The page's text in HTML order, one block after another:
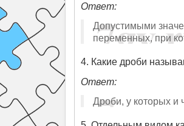
Ответ:
Допустимыми
переменных, при
4. Какие дроби
Ответ:
Дроби, у которых и